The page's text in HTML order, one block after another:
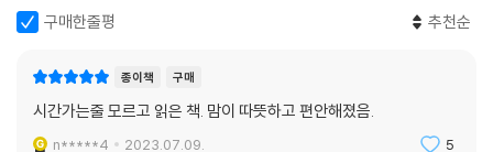
구매한줄평 추천순
종이책 구매
시간가는줄 모르고 읽은 책. 맘이 따뜻하고 편안해졌음.
n*****4 2023.07.09. 5